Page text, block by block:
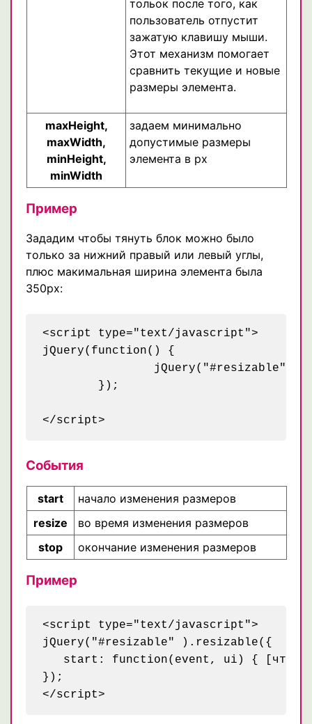
тольок после того, как
пользователь отпустит
зажатую клавишу мыши.
Этот механизм помогает
сравнить текущие и новые
размеры элемента.
maxHeight,
maxWidth,
minHeight,
minWidth
задаем минимально
допустимые размеры
элемента в px
Пример
Зададим чтобы тянуть блок можно было
только за нижний правый или левый углы,
плюс макимальная ширина элемента была
350px:
<script type="text/javascript">
jQuery(function() {
События
start
начало изменения размеров
resize
во время изменения размеров
stop
окончание изменения размеров
Пример
<script type="text/javascript">
jQuery("#resizable" ).resizable({
start: function(event, ui) { [что-
});